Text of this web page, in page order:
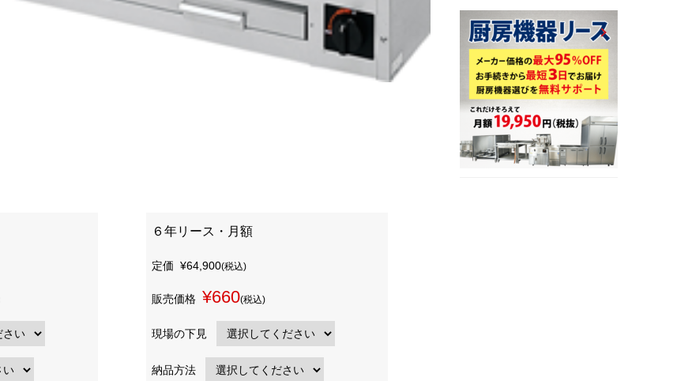
６年リース・月額
定価 ¥64,900(税込)
販売価格 ¥660(税込)
現場の下見
納品方法